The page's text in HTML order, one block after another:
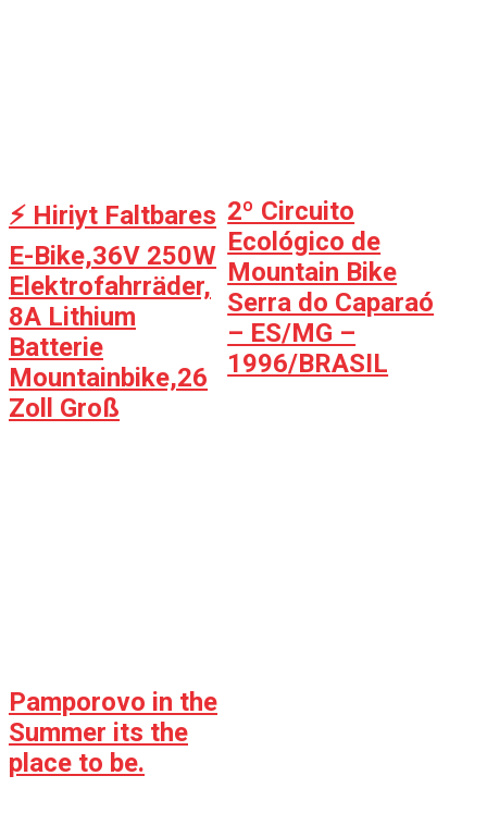
⚡️ Hiriyt Faltbares
E-Bike,36V 250W
Elektrofahrräder,
8A Lithium
Batterie
Mountainbike,26
Zoll Groß
2º Circuito
Ecológico de
Mountain Bike
Serra do Caparaó
– ES/MG –
1996/BRASIL
Pamporovo in the
Summer its the
place to be.